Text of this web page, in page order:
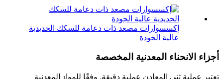
إكسسوارات مصعد ذات دعامة للسكك الحديدية
عالية الجودة
أجزاء الانحناء المعدنية المخصصة
تعتبر عملية ثني المعادن عملية دقيقة. وفقًا للمواد المعدنية